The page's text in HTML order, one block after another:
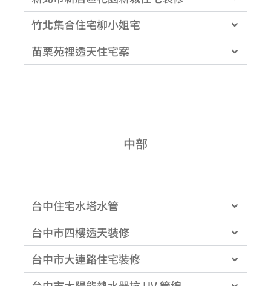
竹北集合住宅柳小姐宅
苗栗苑裡透天住宅案
中部
台中住宅水塔水管
台中市四樓透天裝修
台中市大連路住宅裝修